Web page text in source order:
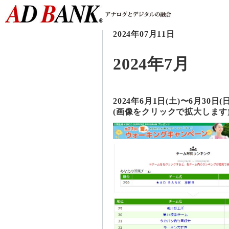
2024年07月11日
2024年7月
2024年6月1日(土)〜6月30日(
(画像をクリックで拡大します